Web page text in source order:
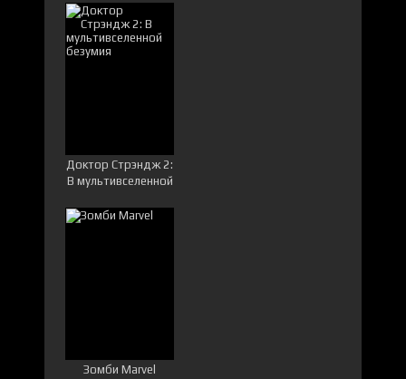
Доктор Стрэндж 2:
В мультивселенной
Зомби Marvel